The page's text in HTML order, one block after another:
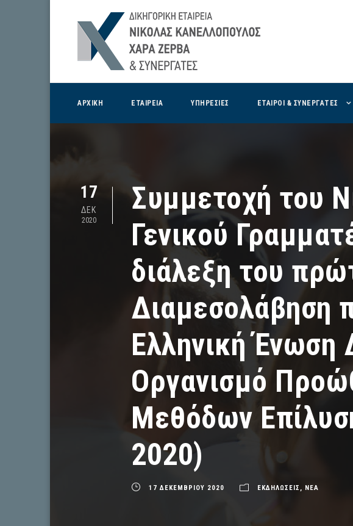
ΑΡΧΙΚΗ ΕΤΑΙΡΕΙΑ ΥΠΗΡΕΣΙΕΣ ΕΤΑΙΡΟΙ & ΣΥΝΕΡΓΑΤΕΣ
17
ΔΕΚ
2020
Συμμετοχή του
Γενικού
διάλεξη του
Διαμεσολάβηση
Ελληνική Ένωση
Οργανισμό
Μεθόδων
2020)
17 ΔΕΚΕΜΒΡΙΟΥ 2020 ΕΚΔΗΛΩΣΕΙΣ , ΝΕΑ